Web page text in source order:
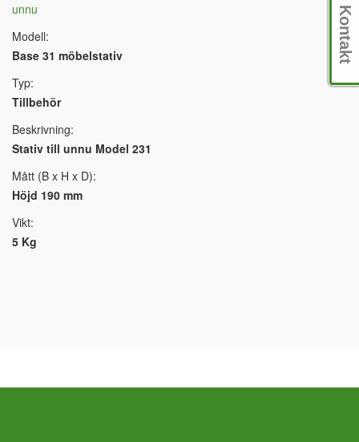
unnu
Modell:
Base 31 möbelstativ
Typ:
Tillbehör
Beskrivning:
Stativ till unnu Model 231
Mått (B x H x D):
Höjd 190 mm
Vikt:
5 Kg
Kontakt